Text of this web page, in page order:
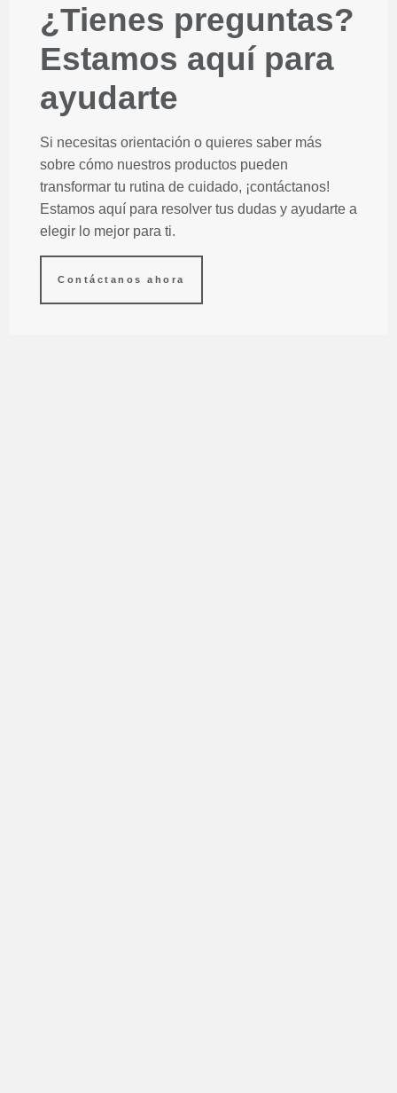
¿Tienes preguntas?
Estamos aquí para
ayudarte
Si necesitas orientación o quieres saber más
sobre cómo nuestros productos pueden
transformar tu rutina de cuidado, ¡contáctanos!
Estamos aquí para resolver tus dudas y ayudarte a
elegir lo mejor para ti.
Contáctanos ahora